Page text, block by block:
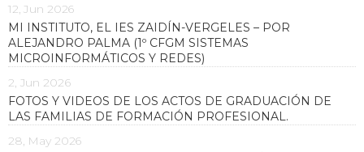
12, Jun 2026
MI INSTITUTO, EL IES ZAIDÍN-VERGELES – POR
ALEJANDRO PALMA (1º CFGM SISTEMAS
MICROINFORMÁTICOS Y REDES)
2, Jun 2026
FOTOS Y VIDEOS DE LOS ACTOS DE GRADUACIÓN DE
LAS FAMILIAS DE FORMACIÓN PROFESIONAL.
28, May 2026